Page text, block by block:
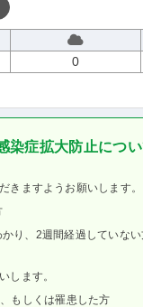
0
染症拡大防止につ
きますようお願いします。
り、2週間経過していな
します。
もしくは罹患した方